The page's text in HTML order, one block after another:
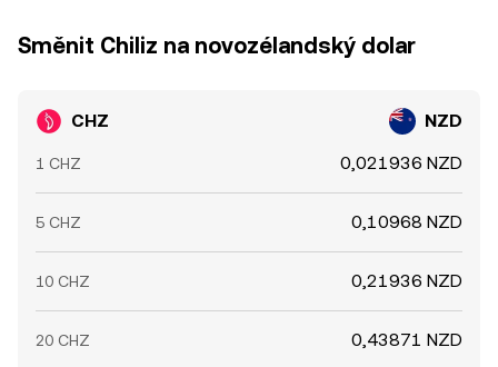
Směnit Chiliz na novozélandský dolar
CHZ NZD
1 CHZ 0,021936 NZD
5 CHZ 0,10968 NZD
10 CHZ 0,21936 NZD
20 CHZ 0,43871 NZD